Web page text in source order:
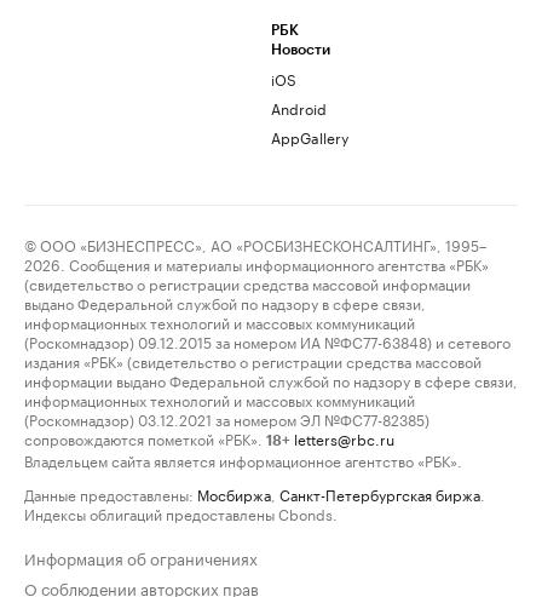
РБК
Новости
iOS
Android
AppGallery
© ООО «БИЗНЕСПРЕСС», АО «РОСБИЗНЕСКОНСАЛТИНГ», 1995–
2026. Сообщения и материалы информационного агентства «РБК»
(свидетельство о регистрации средства массовой информации
выдано Федеральной службой по надзору в сфере связи,
информационных технологий и массовых коммуникаций
(Роскомнадзор) 09.12.2015 за номером ИА №ФС77-63848) и сетевого
издания «РБК» (свидетельство о регистрации средства массовой
информации выдано Федеральной службой по надзору в сфере связи,
информационных технологий и массовых коммуникаций
(Роскомнадзор) 03.12.2021 за номером ЭЛ №ФС77-82385)
сопровождаются пометкой «РБК».
18+ letters@rbc.ru
Владельцем сайта является информационное агентство «РБК».
Данные предоставлены: Мосбиржа Санкт-Петербургская биржа
Индексы облигаций предоставлены Cbonds.
Информация об ограничениях
О соблюдении авторских прав